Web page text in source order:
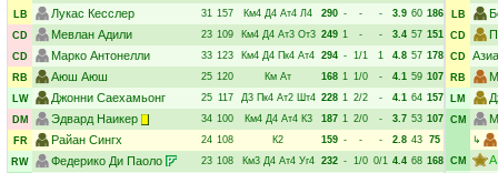
LB
Лукас Кесслер 31 157 Км4 Д4 Ат4 Л4 290 - - - 3.9 60 186
CD
Мевлан Адили 23 109 Км4 Д4 Ат3 От3 249 1 - - 3.4 57 151
CD
Марко Антонелли 33 123 Км4 Д4 Пк4 Ат4 294 - 1/1 1 4.8 57 178
RB
Аюш Аюш 25 120 Км Ат 168 1 1/0 - 4.1 59 107
LW
Джонни Саехамьонг 25 117 Д3 Пк4 Ат2 Шт4 228 1 2/2 - 4.1 64 157
DM
Эдвард Наикер 34 100 Км4 Д4 Ат4 К3 187 1 2/0 - 3.7 53 107
FR
Райан Сингх 24 108 К2 159 - - - 2.8 43 75
RW
Федерико Ди Паоло 23 108 Км3 Д4 Ат4 Уг4 232 - 1/0 0/1 4.4 68 168
LB
CD
CD
RB
LM
CM
↳
CM